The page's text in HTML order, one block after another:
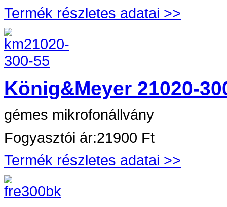
Termék részletes adatai >>
König&Meyer 21020-
gémes mikrofonállvány
Fogyasztói ár:21900 Ft
Termék részletes adatai >>